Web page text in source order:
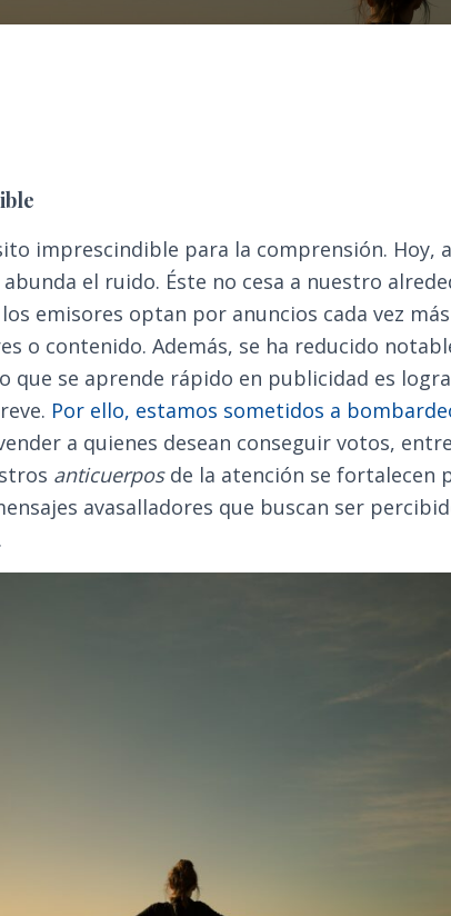
imprescindible para la comprensión. Hoy,
el ruido. Éste no cesa a nuestro
emisores optan por anuncios cada vez
o contenido. Además, se ha reducido
que se aprende rápido en publicidad es
Por ello, estamos sometidos a
a quienes desean conseguir votos,
anticuerposde la atención se fortalecen
avasalladores que buscan ser